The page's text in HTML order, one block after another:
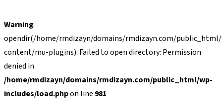
Warning:
opendir(/home/rmdizayn/domains/rmdizayn.com/
content/mu-plugins): Failed to open directory: Permission
denied in
/home/rmdizayn/domains/rmdizayn.com/public_html/wp-
includes/load.phpon line 981